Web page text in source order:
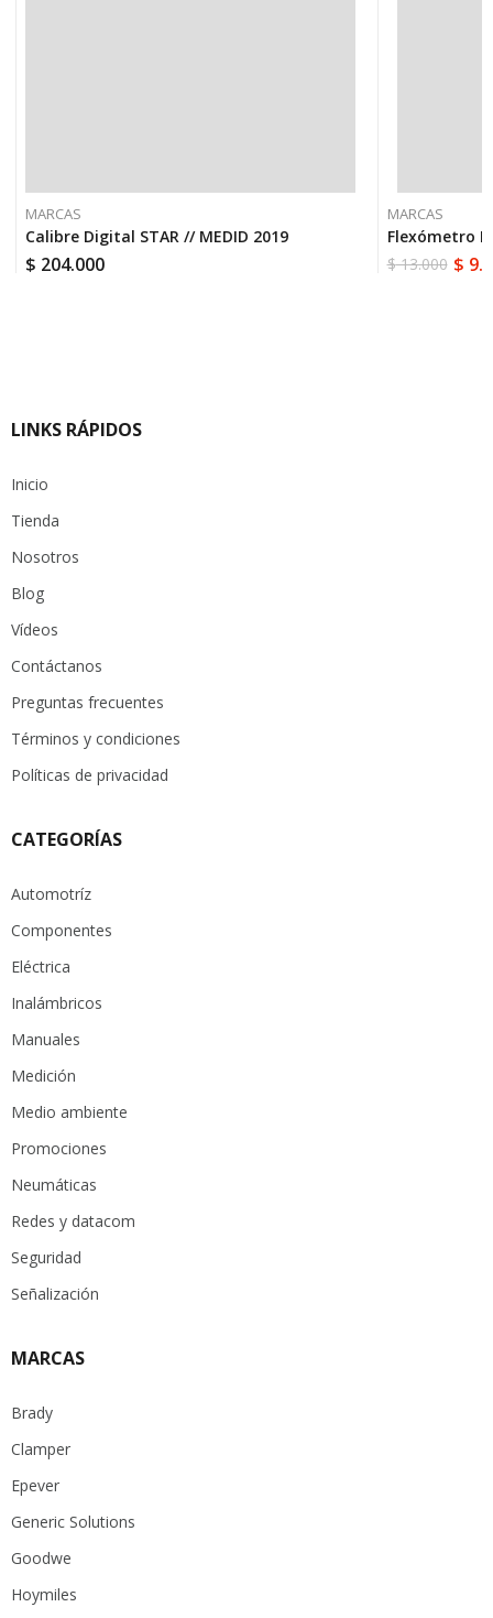
MARCAS
Calibre Digital STAR // MEDID 2019
$ 204.000
MARCAS
Flexómetro
$13.000
El $
El
LINKS RÁPIDOS
Inicio
Tienda
Nosotros
Blog
Vídeos
Contáctanos
Preguntas frecuentes
Términos y condiciones
Políticas de privacidad
CATEGORÍAS
Automotríz
Componentes
Eléctrica
Inalámbricos
Manuales
Medición
Medio ambiente
Promociones
Neumáticas
Redes y datacom
Seguridad
Señalización
MARCAS
Brady
Clamper
Epever
Generic Solutions
Goodwe
Hoymiles